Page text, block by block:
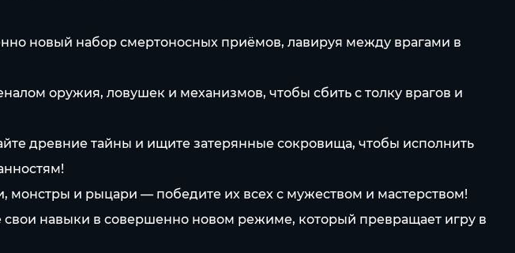
новый набор смертоносных приёмов, лавируя между врагами в
оружия, ловушек и механизмов, чтобы сбить с толку врагов и
древние тайны и ищите затерянные сокровища, чтобы исполнить
монстры и рыцари — победите их всех с мужеством и мастерством!
навыки в совершенно новом режиме, который превращает игру в